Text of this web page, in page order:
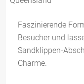
Faszinierende
Besucher und
Sandklippen-
Charme.